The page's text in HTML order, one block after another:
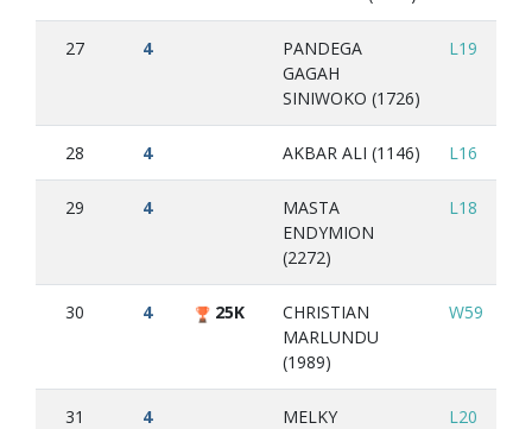
27 4
PANDEGA
GAGAH
SINIWOKO (1726)
L19
28 4 AKBAR ALI (1146) L16
29 4
MASTA
ENDYMION
(2272)
L18
30 4 25K
CHRISTIAN
MARLUNDU
(1989)
W59
31 4
MELKY
L20